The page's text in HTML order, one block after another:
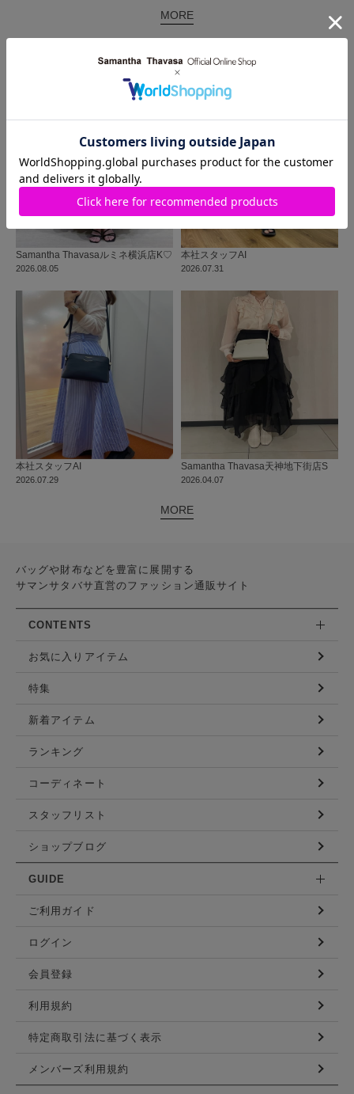
MORE
同じ商品を使った コーディネート
2026.08.05
Samantha Thavasa ルミネ横浜店K♡
2026.07.31
本社 スタッフAI
2026.07.29
本社 スタッフAI
2026.04.07
Samantha Thavasa天神地下街店S
MORE
バッグや財布などを豊富に展開する
サマンサタバサ直営のファッション通販サイト
CONTENTS
お気に入りアイテム
特集
新着アイテム
ランキング
コーディネート
スタッフリスト
ショップブログ
GUIDE
ご利用ガイド
ログイン
会員登録
利用規約
特定商取引法に基づく表示
メンバーズ利用規約